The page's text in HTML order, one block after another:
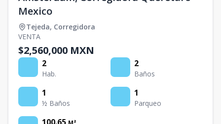
Mexico
Tejeda, Corregidora
VENTA
$2,560,000 MXN
2
Hab.
2
Baños
1
½ Baños
1
Parqueo